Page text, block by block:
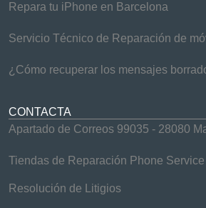
Repara tu iPhone en Barcelona
Servicio Técnico de Reparación de
¿Cómo recuperar los mensajes
CONTACTA
Apartado de Correos 99035 - 28080
Tiendas de Reparación Phone
Resolución de Litigios